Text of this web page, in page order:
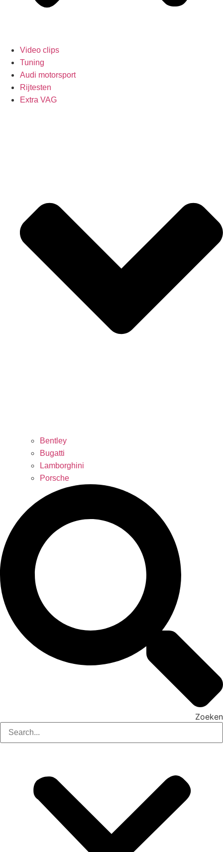
Video clips
Tuning
Audi motorsport
Rijtesten
Extra VAG
Bentley
Bugatti
Lamborghini
Porsche
Zoeken